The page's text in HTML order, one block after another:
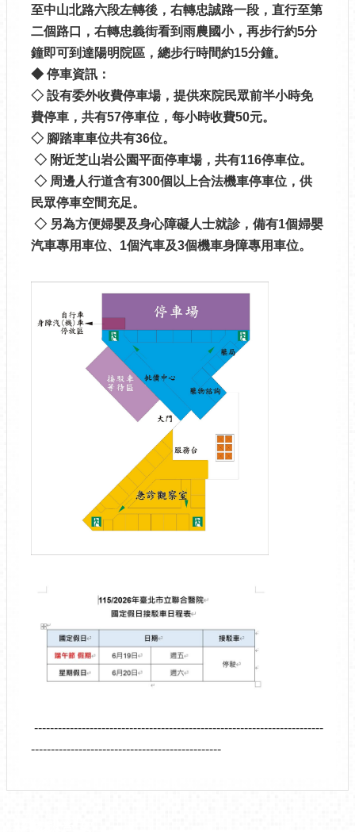
至中山北路六段左轉後，右轉忠誠路一段，直行至第
二個路口，右轉忠義街看到雨農國小，再步行約5分
鐘即可到達陽明院區，總步行時間約15分鐘。
◆ 停車資訊：
◇ 設有委外收費停車場，提供來院民眾前半小時免
費停車，共有57停車位，每小時收費50元。
◇ 腳踏車車位共有36位。
◇ 附近芝山岩公園平面停車場，共有116停車位。
◇ 周邊人行道含有300個以上合法機車停車位，供
民眾停車空間充足。
◇ 另為方便婦嬰及身心障礙人士就診，備有1個婦嬰
汽車專用車位、1個汽車及3個機車身障專用車位。
-------------------------------------------------------------------------
------------------------------------------------